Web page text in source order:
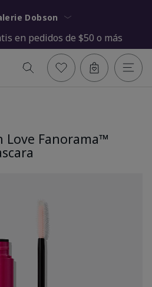
Valerie Dobson
en pedidos de $50 o más
Love Fanorama™